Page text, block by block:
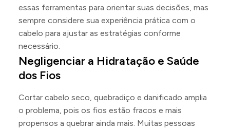
essas ferramentas para orientar suas decisões, mas
sempre considere sua experiência prática com o
cabelo para ajustar as estratégias conforme
necessário.
Negligenciar a Hidratação e Saúde
dos Fios
Cortar cabelo seco, quebradiço e danificado amplia
o problema, pois os fios estão fracos e mais
propensos a quebrar ainda mais. Muitas pessoas